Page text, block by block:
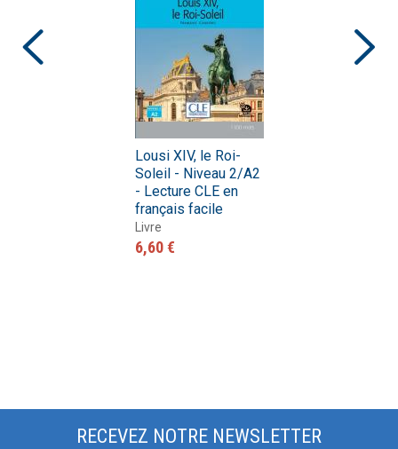
Lousi XIV, le Roi-
Soleil - Niveau 2/A2
- Lecture CLE en
français facile
Livre
6,60 €
RECEVEZ NOTRE NEWSLETTER